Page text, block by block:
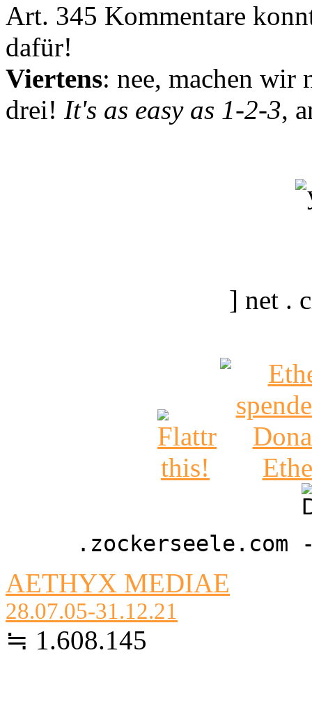
Art. 345 Kommentare
dafür!
Viertens: nee, machen wir
drei! It's as easy as 1-2-3,
] net .
AETHYX MEDIAE
28.07.05-31.12.21
≒ 1.608.145